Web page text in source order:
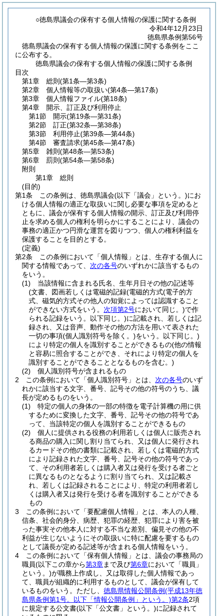
○徳島県議会の保有する個人情報の保護に関する条例
令和4年12月23日
徳島県条例第56号
徳島県議会の保有する個人情報の保護に関する条例をここ
に公布する。
徳島県議会の保有する個人情報の保護に関する条例
目次
第1章
総則 (第1条―第3条)
第2章
個人情報等の取扱い(第4条―第17条)
第3章
個人情報ファイル(第18条)
第4章
開示、訂正及び利用停止
第1節
開示(第19条―第31条)
第2節
訂正(第32条―第38条)
第3節
利用停止(第39条―第44条)
第4節
審査請求(第45条―第47条)
第5章
雑則 (第48条―第53条)
第6章
罰則 (第54条―第58条)
附則
第1章
総則
(目的)
第1条
この条例は、徳島県議会(以下「議会」という。)にお
ける個人情報の適正な取扱いに関し必要な事項を定めると
ともに、議会が保有する個人情報の開示、訂正及び利用停
止を求める個人の権利を明らかにすることにより、議会の
事務の適正かつ円滑な運営を図りつつ、個人の権利利益を
保護することを目的とする。
(定義)
第2条
この条例において「個人情報」とは、生存する個人に
関する情報であって、 次の各号のいずれかに該当するもの
をいう。
(1)
当該情報に含まれる氏名、生年月日その他の記述等
(文書、図画若しくは電磁的記録(電磁的方式(電子的方
式、磁気的方式その他人の知覚によっては認識すること
ができない方式をいう。 次項第2号において同じ。)で作
られる記録をいう。以下同じ。)に記載され、若しくは記
録され、又は音声、動作その他の方法を用いて表された
一切の事項(個人識別符号を除く。)をいう。以下同じ。)
により特定の個人を識別することができるもの(他の情報
と容易に照合することができ、それにより特定の個人を
識別することができることとなるものを含む。)
(2)
個人識別符号が含まれるもの
2
この条例において「個人識別符号」とは、 次の各号のいず
れかに該当する文字、番号、記号その他の符号のうち、議
長が定めるものをいう。
(1)
特定の個人の身体の一部の特徴を電子計算機の用に供
するために変換した文字、番号、記号その他の符号であ
って、当該特定の個人を識別することができるもの
(2)
個人に提供される役務の利用若しくは個人に販売され
る商品の購入に関し割り当てられ、又は個人に発行され
るカードその他の書類に記載され、若しくは電磁的方式
により記録された文字、番号、記号その他の符号であっ
て、その利用者若しくは購入者又は発行を受ける者ごと
に異なるものとなるように割り当てられ、又は記載さ
れ、若しくは記録されることにより、特定の利用者若し
くは購入者又は発行を受ける者を識別することができる
もの
3
この条例において「要配慮個人情報」とは、本人の人種、
信条、社会的身分、病歴、犯罪の経歴、犯罪により害を被
った事実その他本人に対する不当な差別、偏見その他の不
利益が生じないようにその取扱いに特に配慮を要するもの
として議長が定める記述等が含まれる個人情報をいう。
4
この条例において「保有個人情報」とは、議会の事務局の
職員(以下この章から第3章まで及び第6章において「職員」
という。)が職務上作成し、又は取得した個人情報であっ
て、職員が組織的に利用するものとして、議会が保有して
いるものをいう。 ただし、 徳島県情報公開条例(平成13年徳
島県条例第1号。以下「情報公開条例」という。)第2条2項
に規定する公文書(以下「公文書」という。)に記録されて